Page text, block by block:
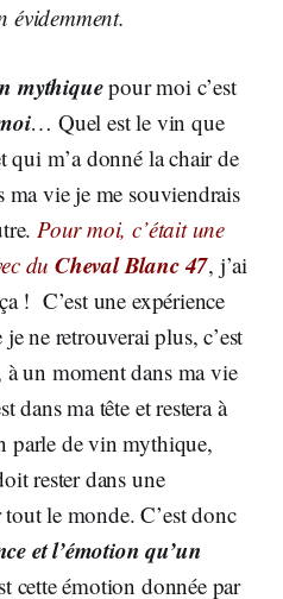
évidemment.
mythiquepour moi c’est
… Quel est le vin que
qui m’a donné la chair de
vie je me souviendrais
Pour moi, c’était une
duCheval Blanc 47, j’ai
! C’est une expérience
ne retrouverai plus, c’est
un moment dans ma vie
dans ma tête et restera à
parle de vin mythique,
rester dans une
le monde. C’est donc
et l’émotion qu’un
cette émotion donnée par